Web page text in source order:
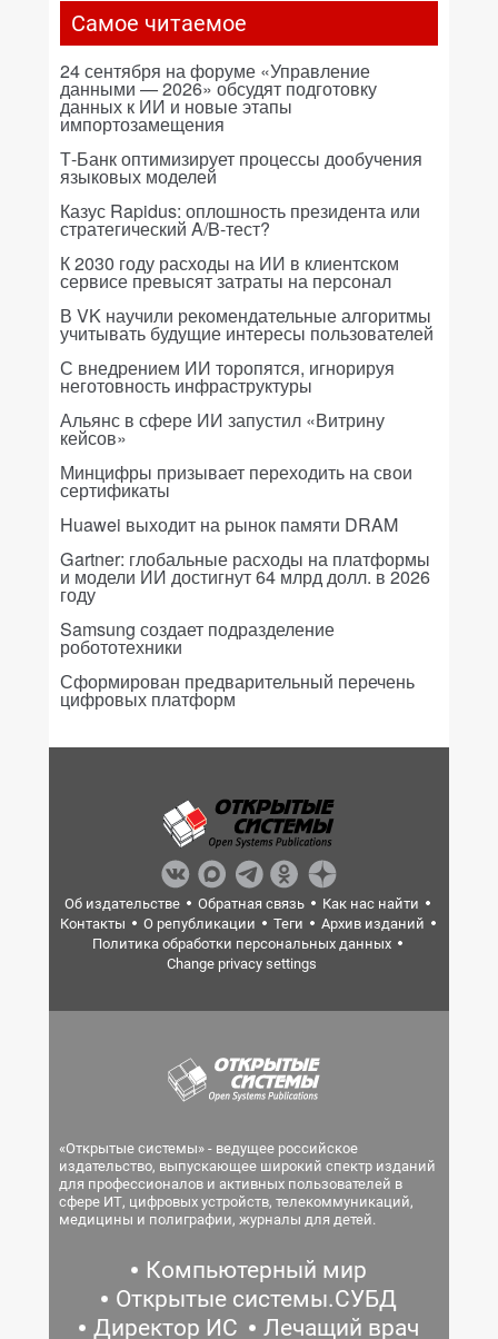
Самое читаемое
24 сентября на форуме «Управление
данными — 2026» обсудят подготовку
данных к ИИ и новые этапы
импортозамещения
Т-Банк оптимизирует процессы дообучения
языковых моделей
Казус Rapidus: оплошность президента или
стратегический A/B-тест?
К 2030 году расходы на ИИ в клиентском
сервисе превысят затраты на персонал
В VK научили рекомендательные алгоритмы
учитывать будущие интересы пользователей
С внедрением ИИ торопятся, игнорируя
неготовность инфраструктуры
Альянс в сфере ИИ запустил «Витрину
кейсов»
Минцифры призывает переходить на свои
сертификаты
Huawei выходит на рынок памяти DRAM
Gartner: глобальные расходы на платформы
и модели ИИ достигнут 64 млрд долл. в 2026
году
Samsung создает подразделение
робототехники
Сформирован предварительный перечень
цифровых платформ
Об издательстве Обратная связь
Как нас найти
Контакты
О републикации Теги
Архив изданий
Политика обработки персональных данных
Change privacy settings
«Открытые системы» - ведущее российское
издательство, выпускающее широкий спектр изданий
для профессионалов и активных пользователей в
сфере ИТ, цифровых устройств, телекоммуникаций,
медицины и полиграфии, журналы для детей.
Компьютерный мир
Открытые системы.СУБД
Директор ИС
Лечащий врач